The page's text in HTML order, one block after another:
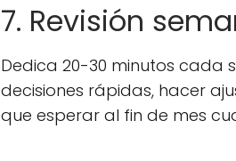
7. Revisión
Dedica 20-30 minutos cada
decisiones rápidas, hacer
que esperar al fin de mes